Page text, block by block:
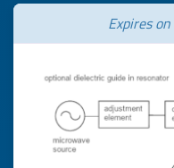
Expires on